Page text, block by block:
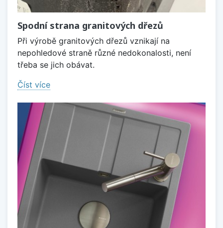
Spodní strana granitových dřezů
Při výrobě granitových dřezů vznikají na
nepohledové straně různé nedokonalosti, není
třeba se jich obávat.
Číst více